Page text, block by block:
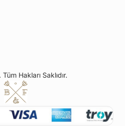
Hakları Saklıdır.